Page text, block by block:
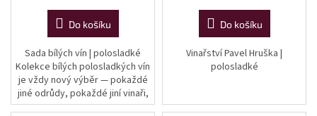
Do košíku
Sada bílých vín | polosladké
Kolekce bílých polosladkých vín
je vždy nový výběr — pokaždé
jiné odrůdy, pokaždé jiní vinaři,
vždy stejný záměr: ukázat, jak
Do košíku
Vinařství Pavel Hruška |
polosladké